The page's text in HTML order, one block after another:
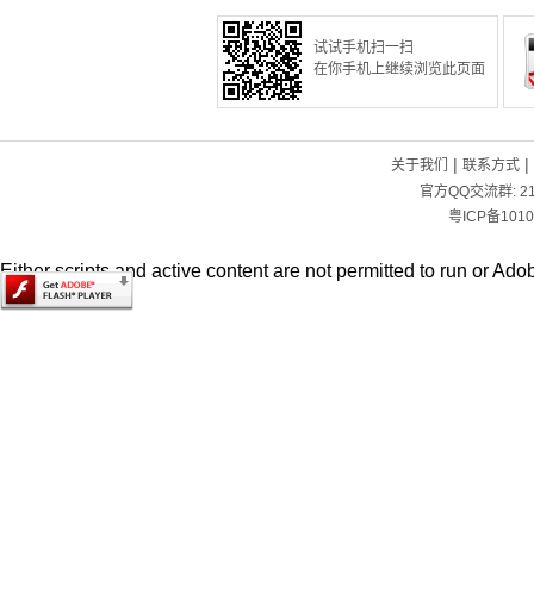
试试手机扫一扫
在你手机上继续浏览此页面
关于我们 | 联系方式|
官方QQ交流群:
粤ICP备
Either scripts and active content are not permitted to run or